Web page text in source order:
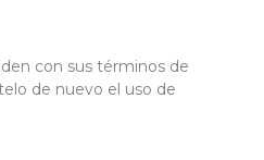
con sus términos de
de nuevo el uso de